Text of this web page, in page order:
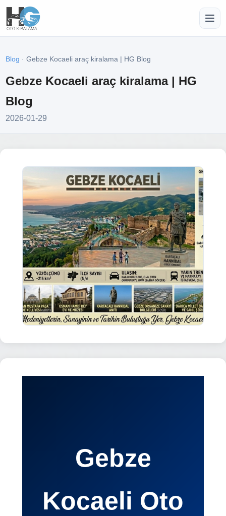
Blog · Gebze Kocaeli araç kiralama | HG Blog
Gebze Kocaeli araç kiralama | HG
Blog
2026-01-29
Gebze
Kocaeli Oto